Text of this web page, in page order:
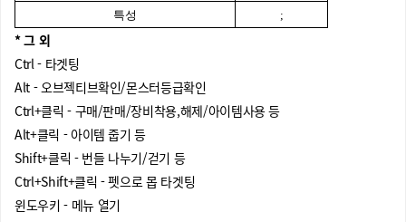
특성
;
* 그 외
Ctrl - 타겟팅
Alt - 오브젝티브확인/몬스터등급확인
Ctrl+클릭 - 구매/판매/장비착용,해제/아이템사용 등
Alt+클릭 - 아이템 줍기 등
Shift+클릭 - 번들 나누기/걷기 등
Ctrl+Shift+클릭 - 펫으로 몹 타겟팅
윈도우키 - 메뉴 열기